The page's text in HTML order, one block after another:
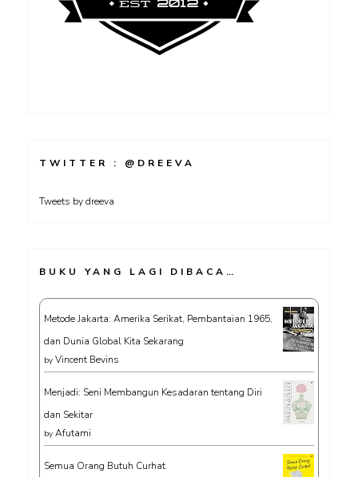
TWITTER : @DREEVA
Tweets by dreeva
BUKU YANG LAGI DIBACA…
Metode Jakarta: Amerika Serikat, Pembantaian 1965,
dan Dunia Global Kita Sekarang
by Vincent Bevins
Menjadi: Seni Membangun Kesadaran tentang Diri
dan Sekitar
by Afutami
Semua Orang Butuh Curhat